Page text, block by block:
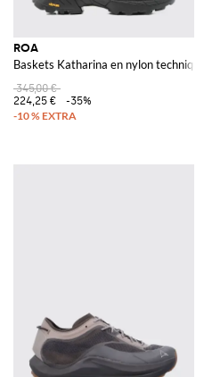
ROA
Baskets Katharina en nylon technique
345,00 €
224,25 €
-35%